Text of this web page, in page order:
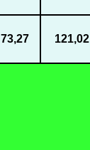
73,27 121,02